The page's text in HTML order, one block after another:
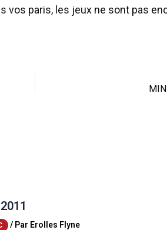
vos paris, les jeux ne sont pas
/ Par Erolles Flyne